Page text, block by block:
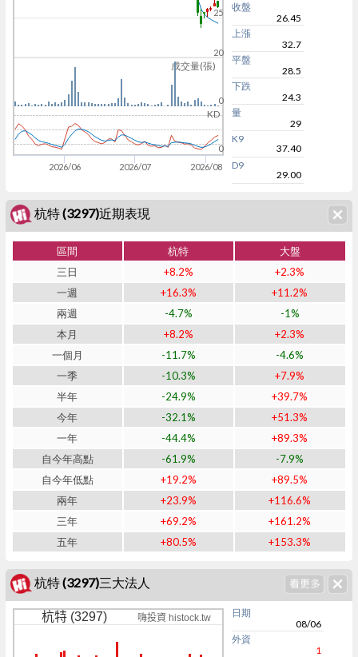
成交量(張)
KD
2026/06 2026/07 2026/08
20
25
0
0
收盤
26.45
上漲
32.7
平盤
28.5
下跌
24.3
量
29
K9
37.40
D9
29.00
杭特 (3297)近期表現
區間 杭特
大盤
三日
+8.2%
+2.3%
一週
+16.3%
+11.2%
兩週
-4.7%
-1%
本月
+8.2%
+2.3%
一個月
-11.7%
-4.6%
一季
-10.3%
+7.9%
半年
-24.9%
+39.7%
今年
-32.1%
+51.3%
一年
-44.4%
+89.3%
自今年高點
-61.9%
-7.9%
自今年低點
+19.2%
+89.5%
兩年
+23.9%
+116.6%
三年
+69.2%
+161.2%
五年
+80.5% +153.3%
杭特 (3297)三大法人
杭特 (3297) 嗨投資 histock.tw
日期
08/06
外資
1